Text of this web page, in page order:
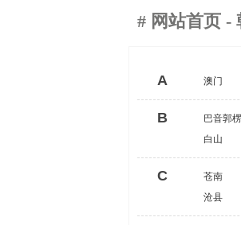
# 网站首页 -
A 澳门
B 巴音郭
白山
C 苍南
沧县